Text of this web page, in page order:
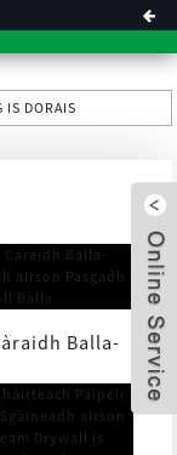
IS DORAIS
Balla-
airson